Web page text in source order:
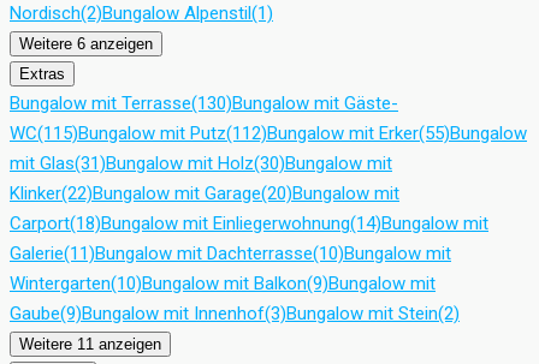
Nordisch(2)Bungalow Alpenstil(1)
Weitere 6 anzeigen
Extras
Bungalow mit Terrasse(130)Bungalow mit Gäste-
WC(115)Bungalow mit Putz(112)Bungalow mit Erker(55)Bungalow
mit Glas(31)Bungalow mit Holz(30)Bungalow mit
Klinker(22)Bungalow mit Garage(20)Bungalow mit
Carport(18)Bungalow mit Einliegerwohnung(14)Bungalow mit
Galerie(11)Bungalow mit Dachterrasse(10)Bungalow mit
Wintergarten(10)Bungalow mit Balkon(9)Bungalow mit
Gaube(9)Bungalow mit Innenhof(3)Bungalow mit Stein(2)
Weitere 11 anzeigen